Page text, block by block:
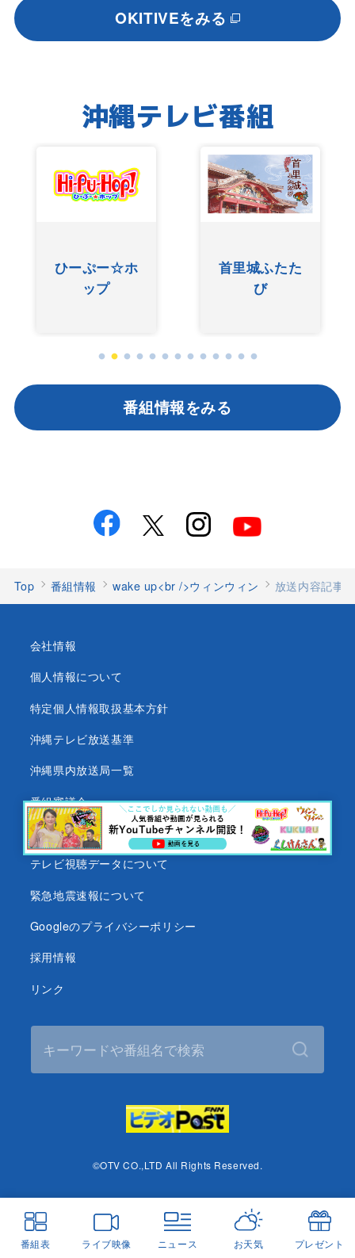
番組表 ライブ映像 ニュース お天気 プレゼント
OKITIVEをみる
沖縄テレビ番組
ひーぷー☆ホ
ップ
首里城ふたた
び
番組情報をみる
Top 番組情報 wake up<br />ウィンウィン 放送内容記事
会社情報
個人情報について
特定個人情報取扱基本方針
沖縄テレビ放送基準
沖縄県内放送局一覧
番組審議会
沖縄テレビ名義の後援依頼について
テレビ視聴データについて
緊急地震速報について
Googleのプライバシーポリシー
採用情報
リンク
©OTV CO.,LTD All Rights Reserved.